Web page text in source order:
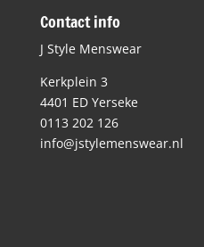
Contact info
J Style Menswear
Kerkplein 3
4401 ED Yerseke
0113 202 126
info@jstylemenswear.nl